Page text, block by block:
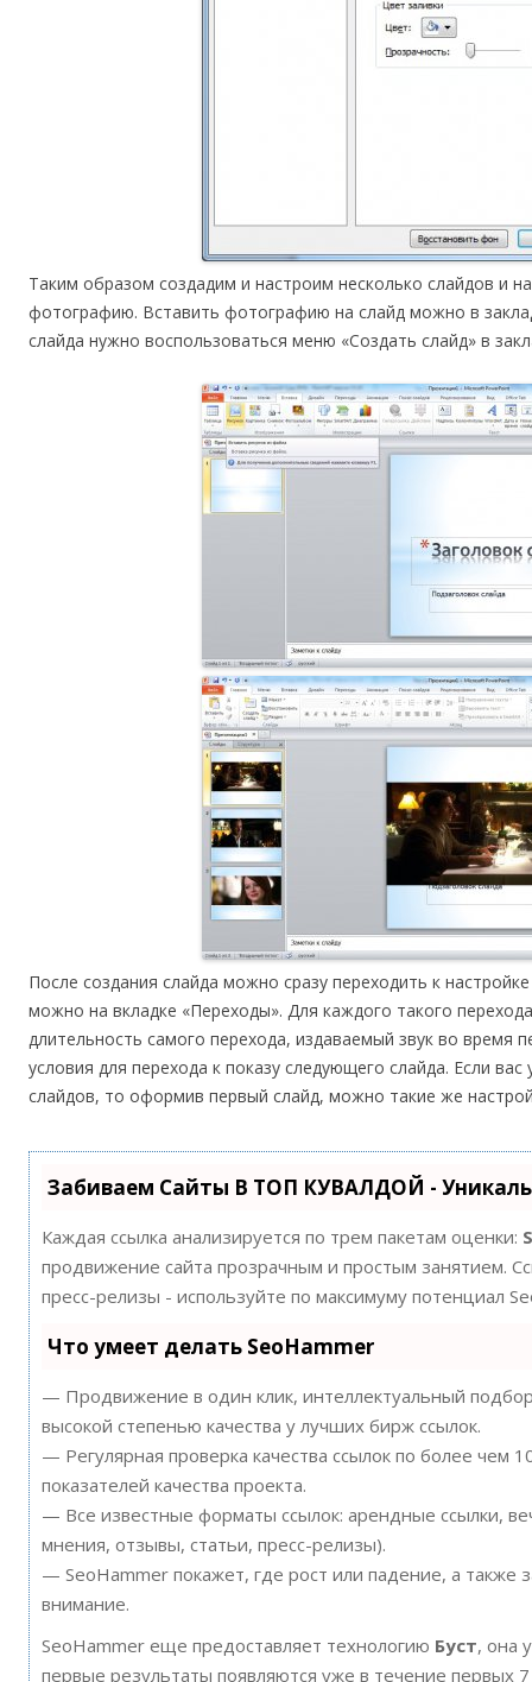
Таким образом создадим и настроим несколько слайдов и
фотографию. Вставить фотографию на слайд можно в
слайда нужно воспользоваться меню «Создать слайд» в
После создания слайда можно сразу переходить к
можно на вкладке «Переходы». Для каждого такого
длительность самого перехода, издаваемый звук во время
условия для перехода к показу следующего слайда. Если
слайдов, то оформив первый слайд, можно такие же
Забиваем Сайты В ТОП КУВАЛДОЙ -
Каждая ссылка анализируется по трем пакетам оценки:
продвижение сайта прозрачным и простым занятием.
пресс-релизы - используйте по максимуму потенциал
Что умеет делать SeoHammer
— Продвижение в один клик, интеллектуальный
высокой степенью качества у лучших бирж ссылок.
— Регулярная проверка качества ссылок по более чем
показателей качества проекта.
— Все известные форматы ссылок: арендные ссылки,
мнения, отзывы, статьи, пресс-релизы).
— SeoHammer покажет, где рост или падение, а также
внимание.
SeoHammer еще предоставляет технологию Буст, она
первые результаты появляются уже в течение первых